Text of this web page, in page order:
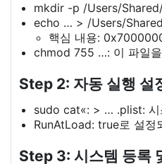
mkdir -p /Users/
echo … > /Users/
핵심 내용:
chmod 755 …: 이 파일
Step 2: 자동 실행
sudo cat«: > … .plist: 시
RunAtLoad: true로 설정
Step 3: 시스템 등록